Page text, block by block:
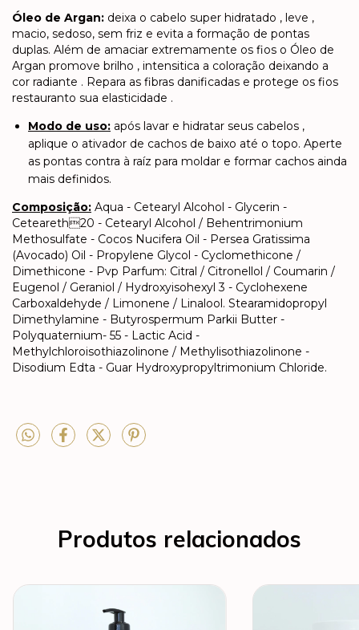
Óleo de Argan: deixa o cabelo super hidratado , leve ,
macio, sedoso, sem friz e evita a formação de pontas
duplas. Além de amaciar extremamente os fios o Óleo de
Argan promove brilho , intensitica a coloração deixando a
cor radiante . Repara as fibras danificadas e protege os fios
restauranto sua elasticidade .
Modo de uso: após lavar e hidratar seus cabelos ,
aplique o ativador de cachos de baixo até o topo. Aperte
as pontas contra à raíz para moldar e formar cachos ainda
mais definidos.
Composição: Aqua - Cetearyl Alcohol - Glycerin -
Ceteareth20 - Cetearyl Alcohol / Behentrimonium
Methosulfate - Cocos Nucifera Oil - Persea Gratissima
(Avocado) Oil - Propylene Glycol - Cyclomethicone /
Dimethicone - Pvp Parfum: Citral / Citronellol / Coumarin /
Eugenol / Geraniol / Hydroxyisohexyl 3 - Cyclohexene
Carboxaldehyde / Limonene / Linalool. Stearamidopropyl
Dimethylamine - Butyrospermum Parkii Butter -
Polyquaternium- 55 - Lactic Acid -
Methylchloroisothiazolinone / Methylisothiazolinone -
Disodium Edta - Guar Hydroxypropyltrimonium Chloride.
Produtos relacionados